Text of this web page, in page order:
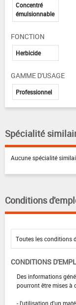
Concentré
émulsionnable
FONCTION
Herbicide
GAMME D'USAGE
Professionnel
Spécialité
Aucune spécialité
Conditions
CONDITIONS
Des informations
pourront être mises à
- l'utilisation d'un